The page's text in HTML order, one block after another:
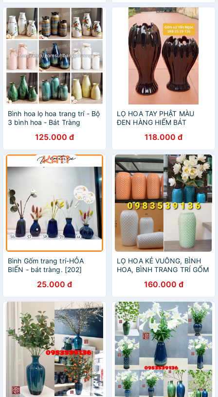
Bình hoa lọ hoa trang trí - Bộ
3 bình hoa - Bát Tràng
125.000 đ
LỌ HOA TAY PHẬT MÀU
ĐEN HÀNG HIẾM BÁT
trí gốm sứ Bát Tràng
118.000 đ
Bình Gốm trang trí-HỎA
BIẾN - bát tràng. [202]
25.000 đ
LỌ HOA KẺ VUÔNG, BÌNH
HOA, BÌNH TRANG TRÍ GỐM
160.000 đ